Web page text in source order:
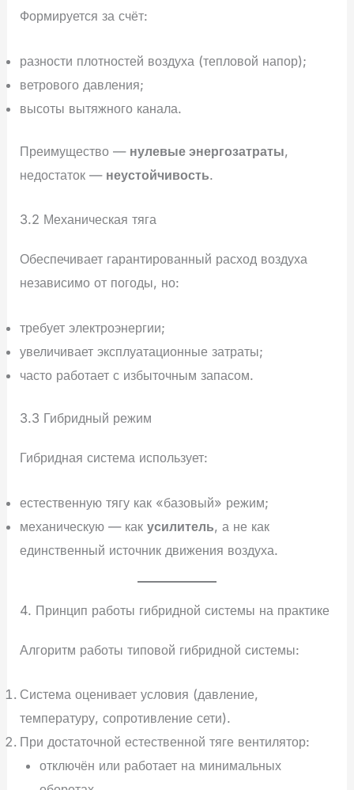
Формируется за счёт:
разности плотностей воздуха (тепловой напор);
ветрового давления;
высоты вытяжного канала.
Преимущество — нулевые энергозатраты,
недостаток — неустойчивость.
3.2 Механическая тяга
Обеспечивает гарантированный расход воздуха
независимо от погоды, но:
требует электроэнергии;
увеличивает эксплуатационные затраты;
часто работает с избыточным запасом.
3.3 Гибридный режим
Гибридная система использует:
естественную тягу как «базовый» режим;
механическую — какусилитель, а не как
единственный источник движения воздуха.
4. Принцип работы гибридной системы на практике
Алгоритм работы типовой гибридной системы:
Система оценивает условия (давление,
температуру, сопротивление сети).
При достаточной естественной тяге вентилятор:
отключён или работает на минимальных